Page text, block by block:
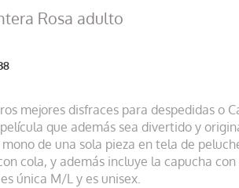
Rosa adulto
mejores disfraces para despedidas o
que además sea divertido y
de una sola pieza en tela de
cola, y además incluye la capucha
única M/L y es unisex.